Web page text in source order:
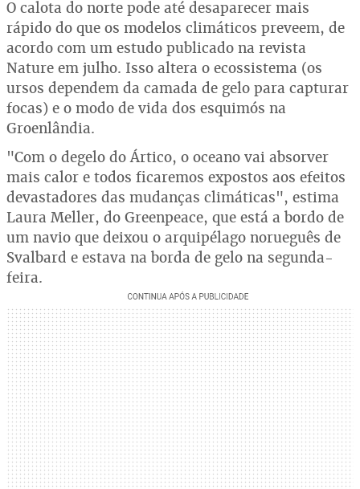
O calota do norte pode até desaparecer mais
rápido do que os modelos climáticos preveem, de
acordo com um estudo publicado na revista
Nature em julho. Isso altera o ecossistema (os
ursos dependem da camada de gelo para capturar
focas) e o modo de vida dos esquimós na
Groenlândia.
"Com o degelo do Ártico, o oceano vai absorver
mais calor e todos ficaremos expostos aos efeitos
devastadores das mudanças climáticas", estima
Laura Meller, do Greenpeace, que está a bordo de
um navio que deixou o arquipélago norueguês de
Svalbard e estava na borda de gelo na segunda-
feira.